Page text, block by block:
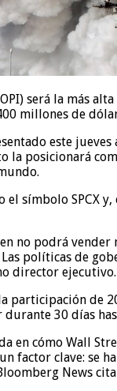
será la más
millones de
este jueves
la posicionará
el símbolo SPCX
no podrá vender
políticas de
director ejecutivo.
participación de
30 días
en cómo Wall
factor clave: se
News